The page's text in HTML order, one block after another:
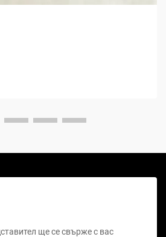
ще се свърже с вас